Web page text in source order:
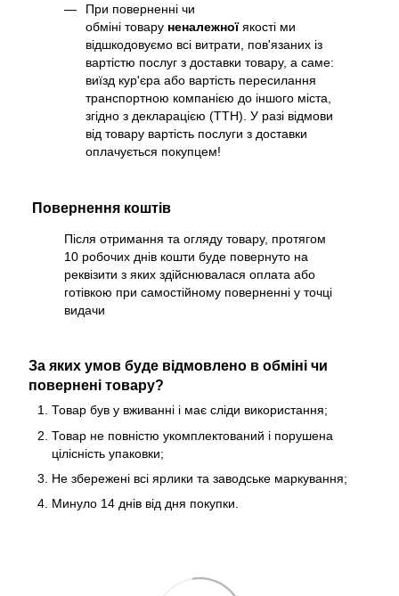
При поверненні чи
обміні товару неналежноїякості ми
відшкодовуємо всі витрати, пов'язаних із
вартістю послуг з доставки товару, а саме:
виїзд кур'єра або вартість пересилання
транспортною компанією до іншого міста,
згідно з декларацією (ТТН). У разі відмови
від товару вартість послуги з доставки
оплачується покупцем!
Повернення коштів
Після отримання та огляду товару, протягом
10 робочих днів кошти буде повернуто на
реквізити з яких здійснювалася оплата або
готівкою при самостійному поверненні у точці
видачи
За яких умов буде відмовлено в обміні чи
повернені товару?
Товар був у вживанні і має сліди використання;
Товар не повністю укомплектований і порушена
цілісність упаковки;
Не збережені всі ярлики та заводське маркування;
Минуло 14 днів від дня покупки.